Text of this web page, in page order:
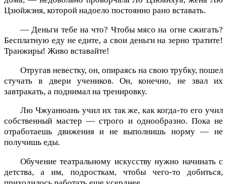
Цзюйжэня, которой надоело постоянно рано вставать.
— Деньги тебе на что? Чтобы мясо на огне сжигать?
Бесплатную еду не едите, а свои деньги на зерно тратите!
Транжиры! Живо вставайте!
Отругав невестку, он, опираясь на свою трубку, пошел
стучать в двери учеников. Он, конечно, не звал их
завтракать, а поднимал на тренировку.
Лю Чжуанюань учил их так же, как когда-то его учил
собственный мастер — строго и однообразно. Пока не
отработаешь движения и не выполнишь норму — не
получишь еды.
Обучение театральному искусству нужно начинать с
детства, а им, подросткам, чтобы чего-то добиться,